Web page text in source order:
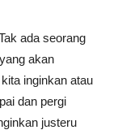
ada seorang
akan
inginkan atau
dan pergi
justeru